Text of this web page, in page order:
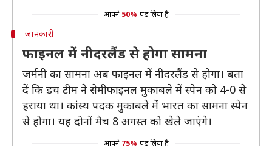
आपने 50% पढ़ लिया है
जानकारी
फाइनल में नीदरलैंड से होगा सामना
जर्मनी का सामना अब फाइनल में नीदरलैंड से होगा। बता
दें कि डच टीम ने सेमीफाइनल मुकाबले में स्पेन को 4-0 से
हराया था। कांस्य पदक मुकाबले में भारत का सामना स्पेन
से होगा। यह दोनों मैच 8 अगस्त को खेले जाएंगे।
आपने 75% पढ़ लिया है